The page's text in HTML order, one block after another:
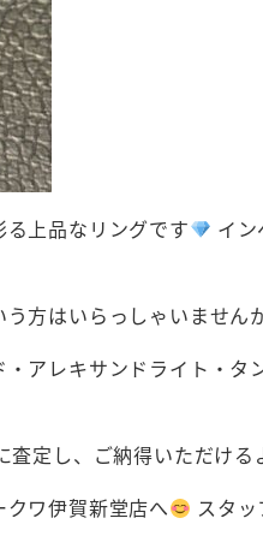
上品なリングです
イ
方はいらっしゃいません
アレキサンドライト・タ
定し、ご納得いただける
ワ伊賀新堂店へ
スタ